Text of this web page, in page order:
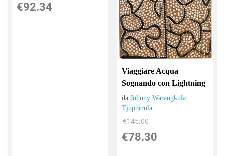
€92.34
Viaggiare Acqua
Sognando con Lightning
daJohnny Warangkula
Tjupurrula
€145.00
€78.30